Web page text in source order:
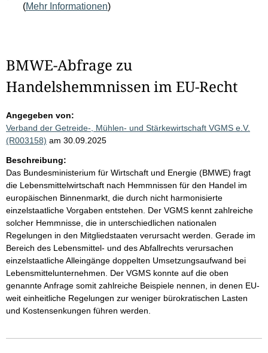
(Mehr Informationen)
BMWE-Abfrage zu
Handelshemmnissen im EU-Recht
Angegeben von:
Verband der Getreide-, Mühlen- und Stärkewirtschaft VGMS e.V.
(R003158) am 30.09.2025
Beschreibung:
Das Bundesministerium für Wirtschaft und Energie (BMWE) fragt
die Lebensmittelwirtschaft nach Hemmnissen für den Handel im
europäischen Binnenmarkt, die durch nicht harmonisierte
einzelstaatliche Vorgaben entstehen. Der VGMS kennt zahlreiche
solcher Hemmnisse, die in unterschiedlichen nationalen
Regelungen in den Mitgliedstaaten verursacht werden. Gerade im
Bereich des Lebensmittel- und des Abfallrechts verursachen
einzelstaatliche Alleingänge doppelten Umsetzungsaufwand bei
Lebensmittelunternehmen. Der VGMS konnte auf die oben
genannte Anfrage somit zahlreiche Beispiele nennen, in denen EU-
weit einheitliche Regelungen zur weniger bürokratischen Lasten
und Kostensenkungen führen werden.